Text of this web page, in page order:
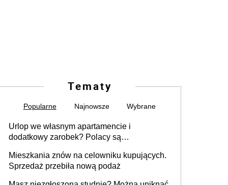
Tematy
Popularne Najnowsze Wybrane
Urlop we własnym apartamencie i
dodatkowy zarobek? Polacy są
Mieszkania znów na celowniku kupujących.
Sprzedaż przebiła nową podaż